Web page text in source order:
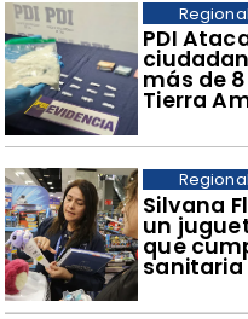
​PDI
más de
Tierra
Regional
​Silvana
un
que
sanitaria
Regional